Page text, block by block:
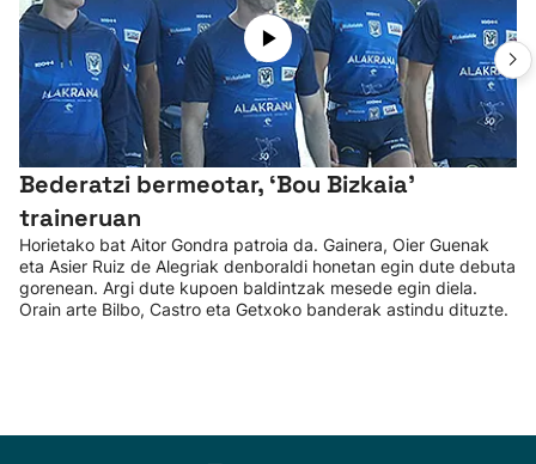
Bederatzi bermeotar, ‘Bou Bizkaia'
traineruan
Horietako bat Aitor Gondra patroia da. Gainera, Oier Guenak
eta Asier Ruiz de Alegriak denboraldi honetan egin dute debuta
gorenean. Argi dute kupoen baldintzak mesede egin diela.
Orain arte Bilbo, Castro eta Getxoko banderak astindu dituzte.